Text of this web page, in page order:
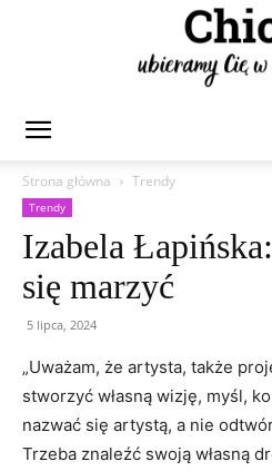
Strona główna
Trendy
Trendy
Izabela
się marzyć
5 lipca, 2024
„Uważam, że artysta, także
stworzyć własną wizję, myśl,
nazwać się artystą, a nie
Trzeba znaleźć swoją własną